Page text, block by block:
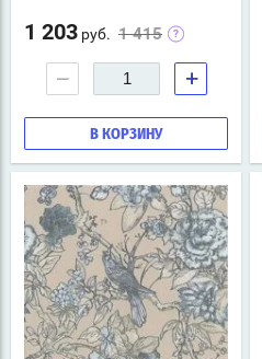
1 415
1 203 руб.
− +
В КОРЗИНУ